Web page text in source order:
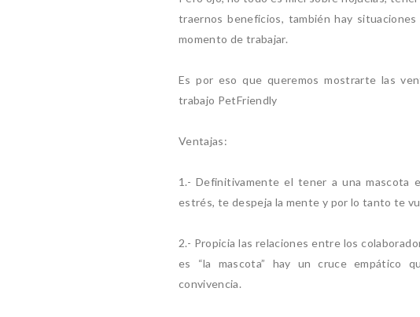
traernos beneficios, también hay
momento de trabajar.
Es por eso que queremos mostrarte las
trabajo PetFriendly
Ventajas:
1.- Definitivamente el tener a una mascota
estrés, te despeja la mente y por lo tanto te
2.- Propicia las relaciones entre los
es “la mascota” hay un cruce empático
convivencia.